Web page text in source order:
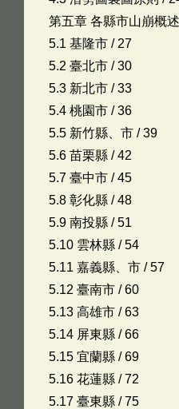
第五章 各縣市山崩概
5.1 基隆市 / 27
5.2 臺北市 / 30
5.3 新北市 / 33
5.4 桃園市 / 36
5.5 新竹縣、市 / 39
5.6 苗栗縣 / 42
5.7 臺中市 / 45
5.8 彰化縣 / 48
5.9 南投縣 / 51
5.10 雲林縣 / 54
5.11 嘉義縣、市 / 57
5.12 臺南市 / 60
5.13 高雄市 / 63
5.14 屏東縣 / 66
5.15 宜蘭縣 / 69
5.16 花蓮縣 / 72
5.17 臺東縣 / 75